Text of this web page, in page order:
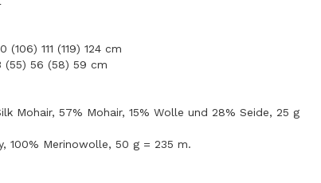
111 (119) 124 cm
(55) 56 (58) 59 cm
Mohair, 57% Mohair, 15% Wolle und 28% Seide, 25 g
100% Merinowolle, 50 g = 235 m.